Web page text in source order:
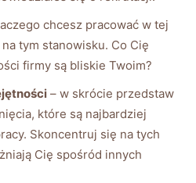
chcesz pracować w tej
tym stanowisku. Co Cię
firmy są bliskie Twoim?
– w skrócie przedstaw
które są najbardziej
Skoncentruj się na tych
Cię spośród innych